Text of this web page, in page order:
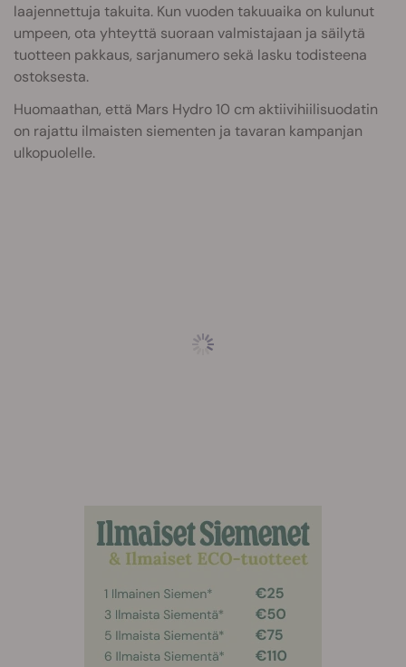
laajennettuja takuita. Kun vuoden takuuaika on kulunut
umpeen, ota yhteyttä suoraan valmistajaan ja säilytä
tuotteen pakkaus, sarjanumero sekä lasku todisteena
ostoksesta.
Huomaathan, että Mars Hydro 10 cm aktiivihiilisuodatin
on rajattu ilmaisten siementen ja tavaran kampanjan
ulkopuolelle.